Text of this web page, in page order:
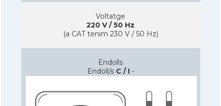
Voltatge
220 V / 50 Hz
(a CAT tenim 230 V / 50 Hz)
Endolls
Endoll/s C / I-